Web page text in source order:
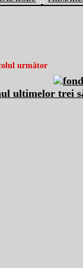
următor
ultimelor trei